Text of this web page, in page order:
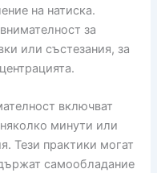
на натиска.
за
или състезания, за
включват
минути или
Тези практики могат
самообладание